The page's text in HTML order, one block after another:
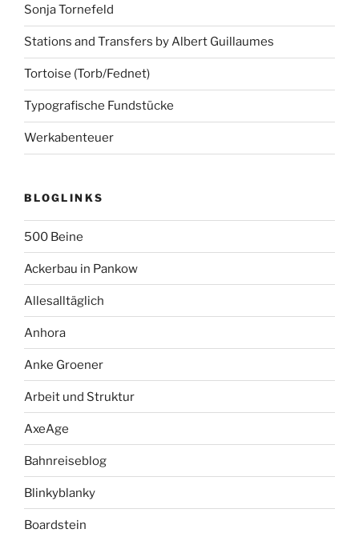
Sonja Tornefeld
Stations and Transfers by Albert Guillaumes
Tortoise (Torb/Fednet)
Typografische Fundstücke
Werkabenteuer
BLOGLINKS
500 Beine
Ackerbau in Pankow
Allesalltäglich
Anhora
Anke Groener
Arbeit und Struktur
AxeAge
Bahnreiseblog
Blinkyblanky
Boardstein